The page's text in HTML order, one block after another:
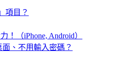
項目？
（iPhone, Android）
、不用輸入密碼？